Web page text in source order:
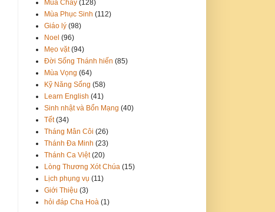
Mùa Chay (128)
Mùa Phục Sinh (112)
Giáo lý (98)
Noel (96)
Mẹo vặt (94)
Đời Sống Thánh hiến (85)
Mùa Vọng (64)
Kỹ Năng Sống (58)
Learn English (41)
Sinh nhật và Bổn Mạng (40)
Tết (34)
Tháng Mân Côi (26)
Thánh Đa Minh (23)
Thánh Ca Việt (20)
Lòng Thương Xót Chúa (15)
Lịch phụng vụ (11)
Giới Thiệu (3)
hỏi đáp Cha Hoà (1)